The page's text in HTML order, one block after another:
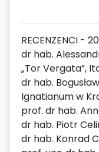
RECENZENCI -
dr hab.
„Tor Vergata”,
dr hab.
Ignatianum w
prof. dr hab.
dr hab. Piotr
dr hab. Konrad